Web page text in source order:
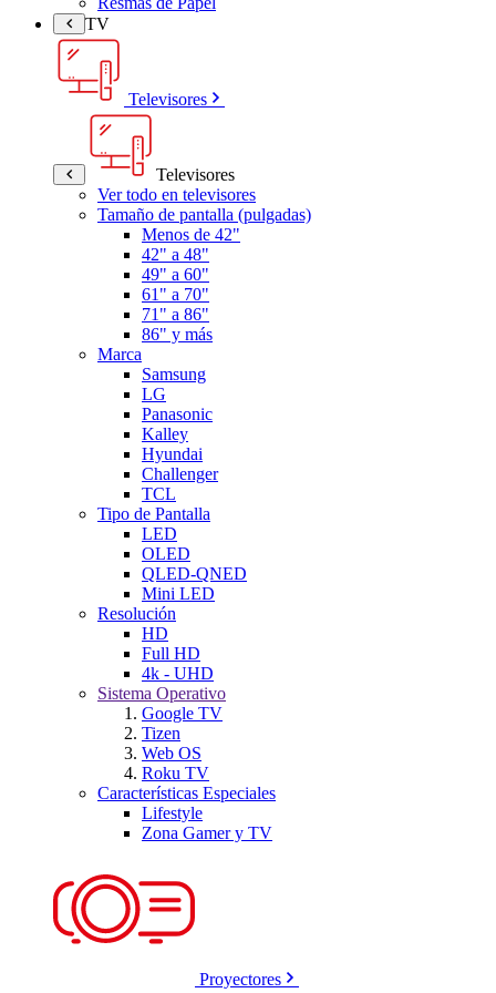
TV
Televisores
Televisores
Ver todo en televisores
Tamaño de pantalla (pulgadas)
Menos de 42"
42" a 48"
49" a 60"
61" a 70"
71" a 86"
86" y más
Marca
Samsung
LG
Panasonic
Kalley
Hyundai
Challenger
TCL
Tipo de Pantalla
LED
OLED
QLED-QNED
Mini LED
Resolución
HD
Full HD
4k - UHD
Sistema Operativo
Google TV
Tizen
Web OS
Roku TV
Características Especiales
Lifestyle
Zona Gamer y TV
Proyectores